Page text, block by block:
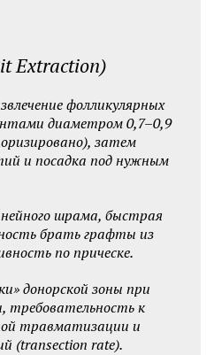
Extraction)
фолликулярных
диаметром 0,7–0,9
затем
и посадка под нужным
шрама, быстрая
брать графты из
по прическе.
донорской зоны при
требовательность к
травматизации и
(transection rate).